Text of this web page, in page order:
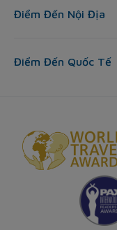
Điểm Đến Nội Địa
Điểm Đến Quốc Tế